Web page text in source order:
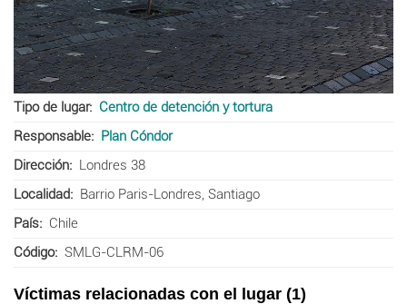
Tipo de lugar
Centro de detención y tortura
Responsable
Plan Cóndor
Dirección
Londres 38
Localidad
Barrio Paris-Londres, Santiago
País
Chile
Código
SMLG-CLRM-06
Víctimas relacionadas con el lugar (1)